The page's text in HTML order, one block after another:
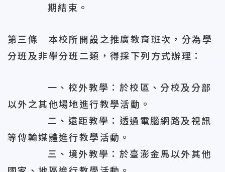
期結束。
第三條 本校所開設之推廣教育班次，分為學
分班及非學分班二類，得採下列方式辦理：
一、校外教學：於校區、分校及分部
以外之其他場地進行教學活動。
二、遠距教學：透過電腦網路及視訊
等傳輸媒體進行教學活動。
三、境外教學：於臺澎金馬以外其他